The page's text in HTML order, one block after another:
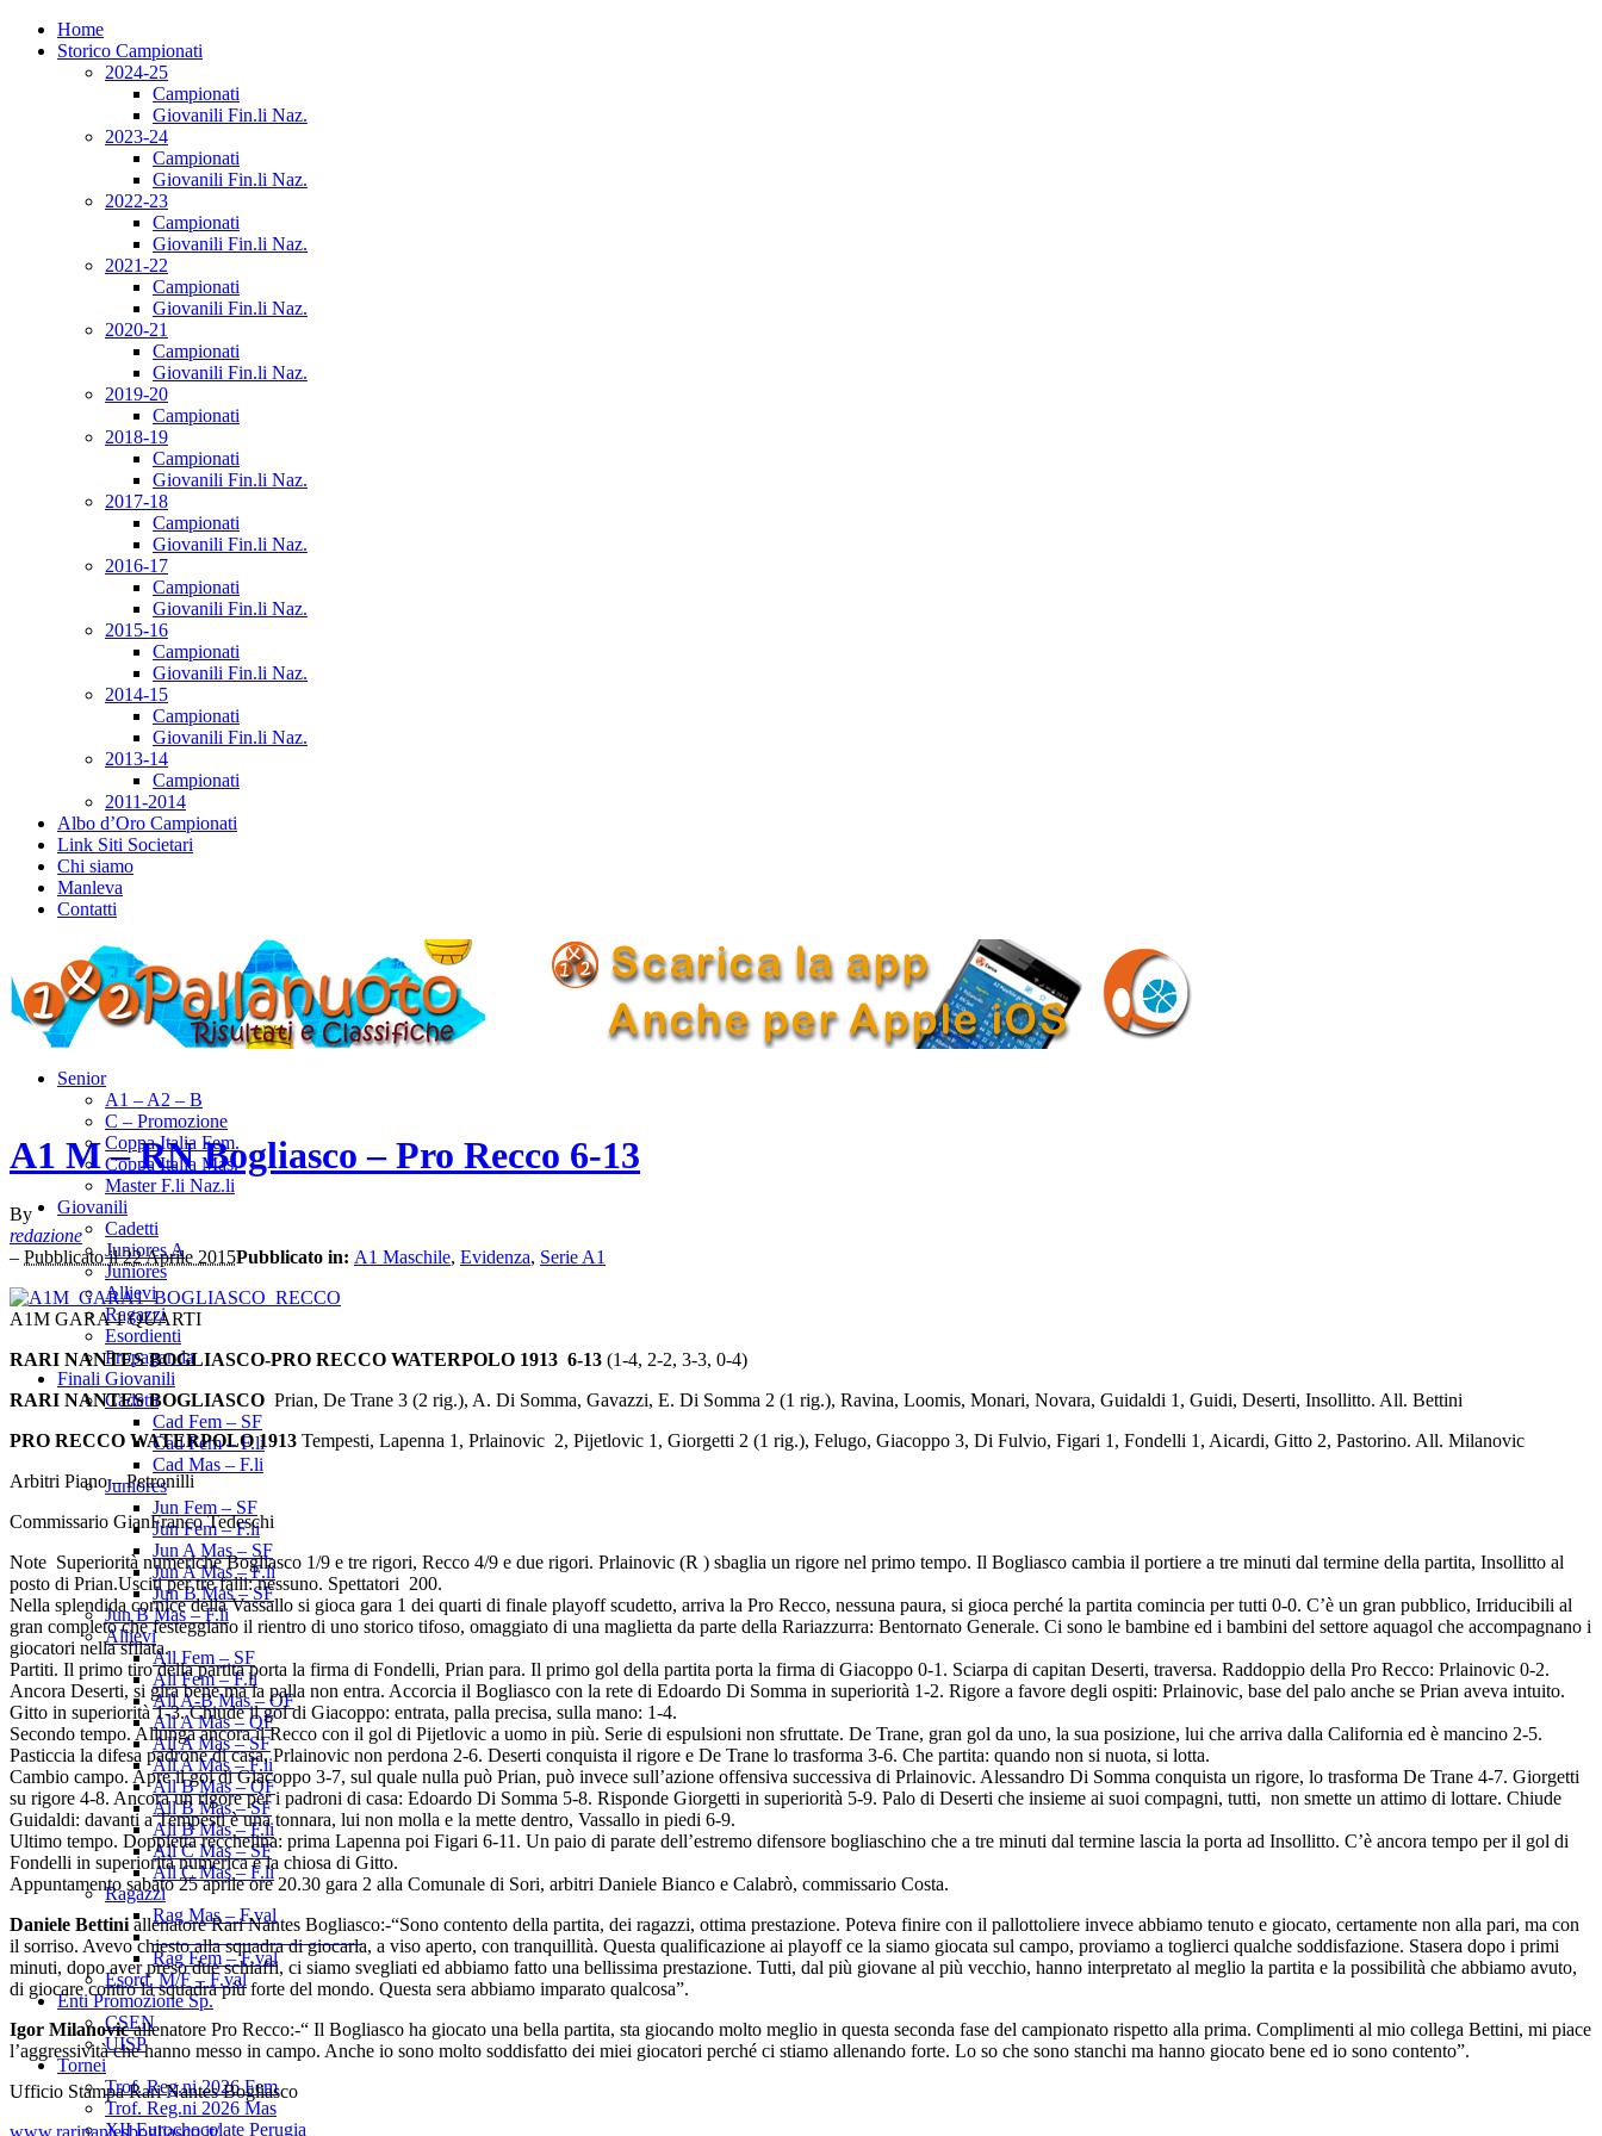
Home
Storico Campionati
2024-25
Campionati
Giovanili Fin.li Naz.
2023-24
Campionati
Giovanili Fin.li Naz.
2022-23
Campionati
Giovanili Fin.li Naz.
2021-22
Campionati
Giovanili Fin.li Naz.
2020-21
Campionati
Giovanili Fin.li Naz.
2019-20
Campionati
2018-19
Campionati
Giovanili Fin.li Naz.
2017-18
Campionati
Giovanili Fin.li Naz.
2016-17
Campionati
Giovanili Fin.li Naz.
2015-16
Campionati
Giovanili Fin.li Naz.
2014-15
Campionati
Giovanili Fin.li Naz.
2013-14
Campionati
2011-2014
Albo d’Oro Campionati
Link Siti Societari
Chi siamo
Manleva
Contatti
Senior
A1 – A2 – B
C – Promozione
Coppa Italia Fem.
Coppa Italia Mas.
Master F.li Naz.li
Giovanili
Cadetti
Juniores A
Juniores
Allievi
Ragazzi
Esordienti
Propaganda
Finali Giovanili
Cadetti
Cad Fem – SF
Cad Fem – F.li
Cad Mas – F.li
Juniores
Jun Fem – SF
Jun Fem – F.li
Jun A Mas – SF
Jun A Mas – F.li
Jun B Mas – SF
Jun B Mas – F.li
Allievi
All Fem – SF
All Fem – F.li
All A-B Mas – OF
All A Mas – QF
All A Mas – SF
All A Mas – F.li
All B Mas – QF
All B Mas – SF
All B Mas – F.li
All C Mas – SF
All C Mas – F.li
Ragazzi
Rag Mas – F.val
______________________
Rag Fem – F.val
Esord. M/F – F.val
Enti Promozione Sp.
CSEN
UISP
Tornei
Trof. Reg.ni 2026 Fem
Trof. Reg.ni 2026 Mas
XII Eurochocolate Perugia
A1 M – RN Bogliasco – Pro Recco 6-13
By
redazione
– Pubblicato il 22 Aprile 2015Pubblicato in: A1 Maschile, Evidenza, Serie A1
A1M GARA 1 QUARTI
RARI NANTES BOGLIASCO-PRO RECCO WATERPOLO 1913 6-13 (1-4, 2-2, 3-3, 0-4)
RARI NANTES BOGLIASCO Prian, De Trane 3 (2 rig.), A. Di Somma, Gavazzi, E. Di Somma 2 (1 rig.), Ravina, Loomis, Monari, Novara, Guidaldi 1, Guidi, Deserti, Insollitto. All. Bettini
PRO RECCO WATERPOLO 1913 Tempesti, Lapenna 1, Prlainovic 2, Pijetlovic 1, Giorgetti 2 (1 rig.), Felugo, Giacoppo 3, Di Fulvio, Figari 1, Fondelli 1, Aicardi, Gitto 2, Pastorino. All. Milanovic
Arbitri Piano – Petronilli
Commissario GianFranco Tedeschi
Note Superiorità numeriche Bogliasco 1/9 e tre rigori, Recco 4/9 e due rigori. Prlainovic (R ) sbaglia un rigore nel primo tempo. Il Bogliasco cambia il portiere a tre minuti dal termine della partita, Insollitto al
posto di Prian.Usciti per tre falli: nessuno. Spettatori 200.
Nella splendida cornice della Vassallo si gioca gara 1 dei quarti di finale playoff scudetto, arriva la Pro Recco, nessuna paura, si gioca perché la partita comincia per tutti 0-0. C’è un gran pubblico, Irriducibili al
gran completo che festeggiano il rientro di uno storico tifoso, omaggiato di una maglietta da parte della Rariazzurra: Bentornato Generale. Ci sono le bambine ed i bambini del settore aquagol che accompagnano i
giocatori nella sfilata.
Partiti. Il primo tiro della partita porta la firma di Fondelli, Prian para. Il primo gol della partita porta la firma di Giacoppo 0-1. Sciarpa di capitan Deserti, traversa. Raddoppio della Pro Recco: Prlainovic 0-2.
Ancora Deserti, si gira bene ma la palla non entra. Accorcia il Bogliasco con la rete di Edoardo Di Somma in superiorità 1-2. Rigore a favore degli ospiti: Prlainovic, base del palo anche se Prian aveva intuito.
Gitto in superiorità 1-3. Chiude il gol di Giacoppo: entrata, palla precisa, sulla mano: 1-4.
Secondo tempo. Allunga ancora il Recco con il gol di Pijetlovic a uomo in più. Serie di espulsioni non sfruttate. De Trane, gran gol da uno, la sua posizione, lui che arriva dalla California ed è mancino 2-5.
Pasticcia la difesa padrone di casa, Prlainovic non perdona 2-6. Deserti conquista il rigore e De Trane lo trasforma 3-6. Che partita: quando non si nuota, si lotta.
Cambio campo. Apre il gol di Giacoppo 3-7, sul quale nulla può Prian, può invece sull’azione offensiva successiva di Prlainovic. Alessandro Di Somma conquista un rigore, lo trasforma De Trane 4-7. Giorgetti
su rigore 4-8. Ancora un rigore per i padroni di casa: Edoardo Di Somma 5-8. Risponde Giorgetti in superiorità 5-9. Palo di Deserti che insieme ai suoi compagni, tutti, non smette un attimo di lottare. Chiude
Guidaldi: davanti a Tempesti è una tonnara, lui non molla e la mette dentro, Vassallo in piedi 6-9.
Ultimo tempo. Doppietta recchelina: prima Lapenna poi Figari 6-11. Un paio di parate dell’estremo difensore bogliaschino che a tre minuti dal termine lascia la porta ad Insollitto. C’è ancora tempo per il gol di
Fondelli in superiorità numerica e la chiosa di Gitto.
Appuntamento sabato 25 aprile ore 20.30 gara 2 alla Comunale di Sori, arbitri Daniele Bianco e Calabrò, commissario Costa.
Daniele Bettini allenatore Rari Nantes Bogliasco:-“Sono contento della partita, dei ragazzi, ottima prestazione. Poteva finire con il pallottoliere invece abbiamo tenuto e giocato, certamente non alla pari, ma con
il sorriso. Avevo chiesto alla squadra di giocarla, a viso aperto, con tranquillità. Questa qualificazione ai playoff ce la siamo giocata sul campo, proviamo a toglierci qualche soddisfazione. Stasera dopo i primi
minuti, dopo aver preso due schiaffi, ci siamo svegliati ed abbiamo fatto una bellissima prestazione. Tutti, dal più giovane al più vecchio, hanno interpretato al meglio la partita e la possibilità che abbiamo avuto,
di giocare contro la squadra più forte del mondo. Questa sera abbiamo imparato qualcosa”.
Igor Milanovicallenatore Pro Recco:-“ Il Bogliasco ha giocato una bella partita, sta giocando molto meglio in questa seconda fase del campionato rispetto alla prima. Complimenti al mio collega Bettini, mi piace
l’aggressività che hanno messo in campo. Anche io sono molto soddisfatto dei miei giocatori perché ci stiamo allenando forte. Lo so che sono stanchi ma hanno giocato bene ed io sono contento”.
Ufficio Stampa Rari Nantes Bogliasco
www.rarinantesbogliasco.it/